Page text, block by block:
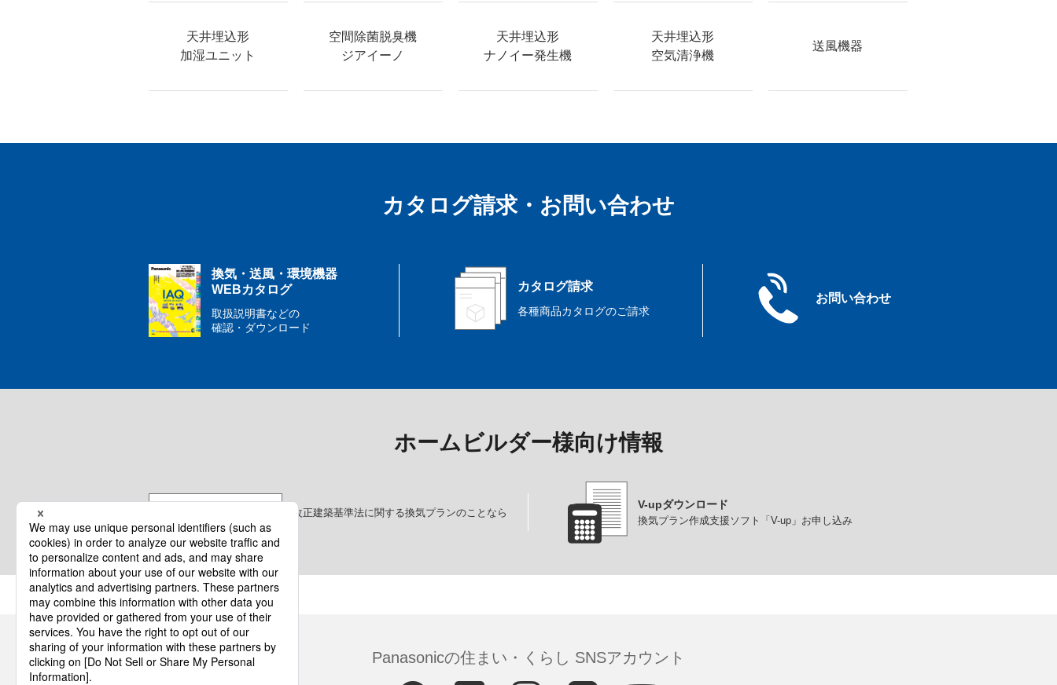
天井埋込形
加湿ユニット
空間除菌脱臭機
ジアイーノ
天井埋込形
ナノイー発生機
天井埋込形
空気清浄機
送風機器
カタログ請求・お問い合わせ
換気・送風・環境機器
WEBカタログ
取扱説明書などの
確認・ダウンロード
カタログ請求
各種商品カタログのご請求
お問い合わせ
ホームビルダー様向け情報
改正建築基準法に関する換気プランのことなら
V-upダウンロード
換気プラン作成支援ソフト「V-up」お申し込み
Panasonicの住まい・くらし SNSアカウント